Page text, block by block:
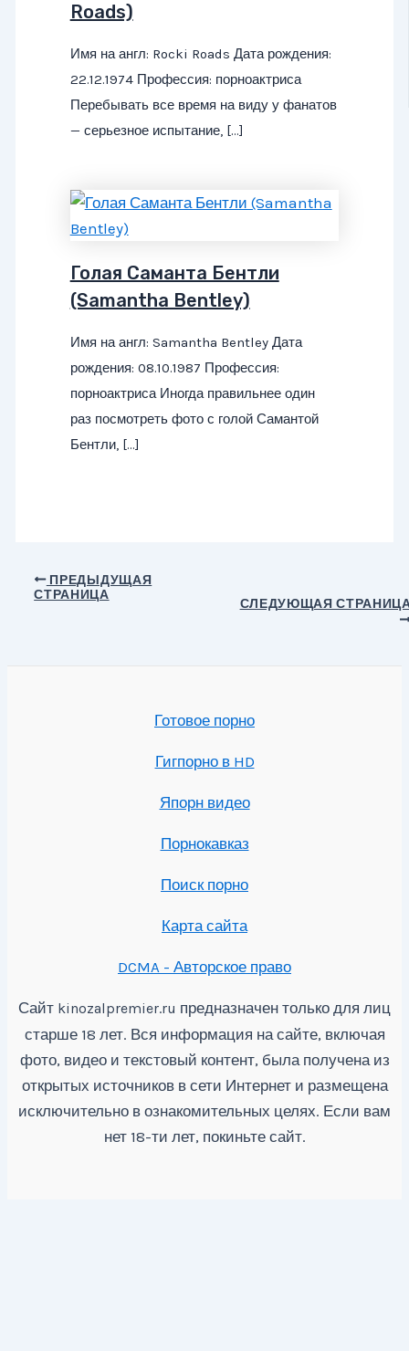
Roads)
Имя на англ: Rocki Roads Дата рождения:
22.12.1974 Профессия: порноактриса
Перебывать все время на виду у фанатов
— серьезное испытание, […]
Голая Саманта Бентли
(Samantha Bentley)
Имя на англ: Samantha Bentley Дата
рождения: 08.10.1987 Профессия:
порноактриса Иногда правильнее один
раз посмотреть фото с голой Самантой
Бентли, […]
Навигация
ПРЕДЫДУЩАЯ
СТРАНИЦА
СЛЕДУЮЩАЯ
Готовое порно
Гигпорно в HD
Япорн видео
Порнокавказ
Поиск порно
Карта сайта
DCMA - Авторское право
Сайт kinozalpremier.ru предназначен только для лиц
старше 18 лет. Вся информация на сайте, включая
фото, видео и текстовый контент, была получена из
открытых источников в сети Интернет и размещена
исключительно в ознакомительных целях. Если вам
нет 18-ти лет, покиньте сайт.